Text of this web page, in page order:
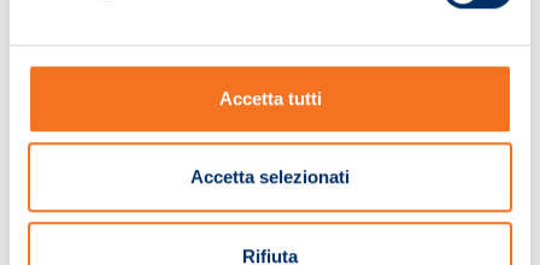
Accetta tutti
Accetta selezionati
Rifiuta
Ti invitiamo a effettuare una nuova ricerca.